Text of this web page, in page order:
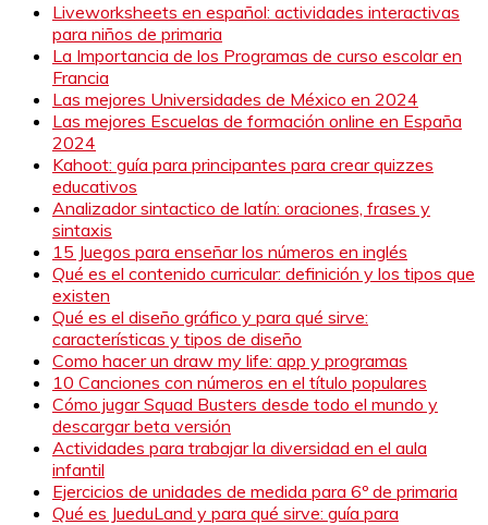
Liveworksheets en español: actividades interactivas
para niños de primaria
La Importancia de los Programas de curso escolar en
Francia
Las mejores Universidades de México en 2024
Las mejores Escuelas de formación online en España
2024
Kahoot: guía para principantes para crear quizzes
educativos
Analizador sintactico de latín: oraciones, frases y
sintaxis
15 Juegos para enseñar los números en inglés
Qué es el contenido curricular: definición y los tipos que
existen
Qué es el diseño gráfico y para qué sirve:
características y tipos de diseño
Como hacer un draw my life: app y programas
10 Canciones con números en el título populares
Cómo jugar Squad Busters desde todo el mundo y
descargar beta versión
Actividades para trabajar la diversidad en el aula
infantil
Ejercicios de unidades de medida para 6º de primaria
Qué es JueduLand y para qué sirve: guía para